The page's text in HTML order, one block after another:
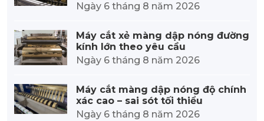
Ngày 6 tháng 8 năm 2026
Máy cắt xẻ màng dập nóng đường
kính lớn theo yêu cầu
Ngày 6 tháng 8 năm 2026
Máy cắt màng dập nóng độ chính
xác cao – sai sót tối thiểu
Ngày 6 tháng 8 năm 2026